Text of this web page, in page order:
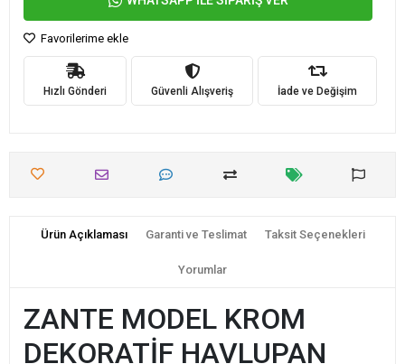
Favorilerime ekle
Hızlı Gönderi Güvenli Alışveriş İade ve Değişim
Ürün Açıklaması Garanti ve Teslimat Taksit Seçenekleri
Yorumlar
ZANTE MODEL KROM
DEKORATİF HAVLUPAN